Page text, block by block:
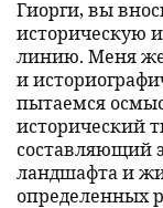
Гиорги, вы
историческую
линию. Меня же
и
пытаемся
исторический
составляющий
ландшафта и
определенных